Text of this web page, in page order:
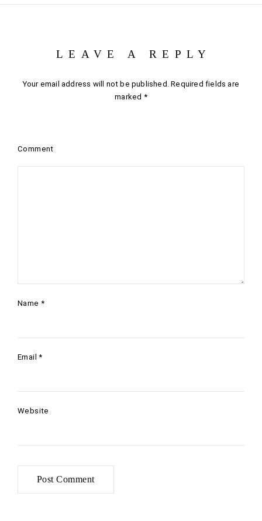
LEAVE A REPLY
Your email address will not be published. Required fields are
marked *
Comment
Name *
Email*
Website